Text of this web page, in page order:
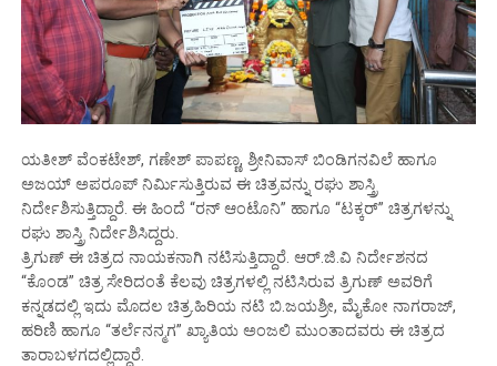
ಯತೀಶ್ ವೆಂಕಟೇಶ್, ಗಣೇಶ್ ಪಾಪಣ್ಣ, ಶ್ರೀನಿವಾಸ್ ಬಿಂಡಿಗನವಿಲೆ ಹಾಗೂ
ಅಜಯ್ ಅಪರೂಪ್ ನಿರ್ಮಿಸುತ್ತಿರುವ ಈ ಚಿತ್ರವನ್ನು ರಘು ಶಾಸ್ತ್ರಿ
ನಿರ್ದೇಶಿಸುತ್ತಿದ್ದಾರೆ. ಈ ಹಿಂದೆ “ರನ್ ಆಂಟೊನಿ” ಹಾಗೂ “ಟಕ್ಕರ್” ಚಿತ್ರಗಳನ್ನು
ರಘು ಶಾಸ್ತ್ರಿ ನಿರ್ದೇಶಿಸಿದ್ದರು.
ತ್ರಿಗುಣ್ ಈ ಚಿತ್ರದ ನಾಯಕನಾಗಿ ನಟಿಸುತ್ತಿದ್ದಾರೆ. ಆರ್.ಜಿ.ವಿ ನಿರ್ದೇಶನದ
“ಕೊಂಡ” ಚಿತ್ರ ಸೇರಿದಂತೆ ಕೆಲವು ಚಿತ್ರಗಳಲ್ಲಿ ನಟಿಸಿರುವ ತ್ರಿಗುಣ್ ಅವರಿಗೆ
ಕನ್ನಡದಲ್ಲಿ ಇದು ಮೊದಲ ಚಿತ್ರ.ಹಿರಿಯ ನಟಿ ಬಿ.ಜಯಶ್ರೀ, ಮೈಕೋ ನಾಗರಾಜ್,
ಹರಿಣಿ ಹಾಗೂ “ತರ್ಲೆನನ್ಮಗ” ಖ್ಯಾತಿಯ ಅಂಜಲಿ‌ ಮುಂತಾದವರು ಈ ಚಿತ್ರದ
ತಾರಾಬಳಗದಲ್ಲಿದ್ದಾರೆ.